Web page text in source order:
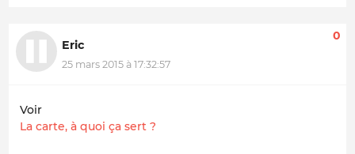
Eric
25 mars 2015 à 17:32:57
0
Voir
La carte, à quoi ça sert ?